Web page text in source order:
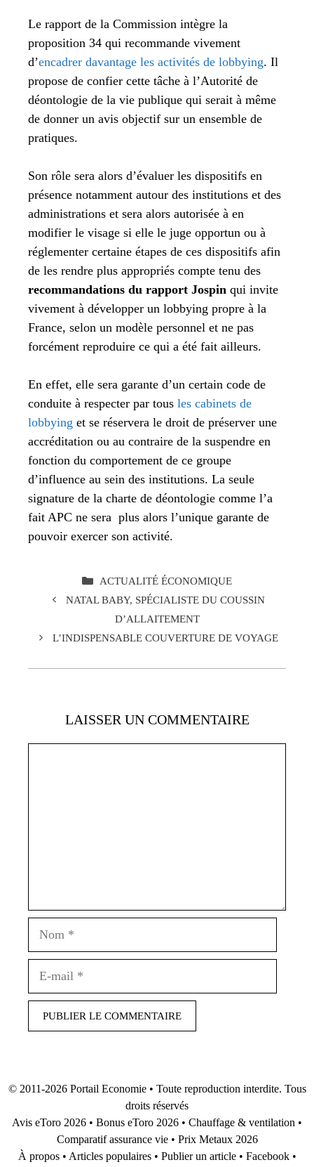
Le rapport de la Commission intègre la
proposition 34 qui recommande vivement
d’encadrer davantage les activités de lobbying. Il
propose de confier cette tâche à l’Autorité de
déontologie de la vie publique qui serait à même
de donner un avis objectif sur un ensemble de
pratiques.
Son rôle sera alors d’évaluer les dispositifs en
présence notamment autour des institutions et des
administrations et sera alors autorisée à en
modifier le visage si elle le juge opportun ou à
réglementer certaine étapes de ces dispositifs afin
de les rendre plus appropriés compte tenu des
recommandations du rapport Jospin qui invite
vivement à développer un lobbying propre à la
France, selon un modèle personnel et ne pas
forcément reproduire ce qui a été fait ailleurs.
En effet, elle sera garante d’un certain code de
conduite à respecter par tous les cabinets de
lobbying et se réservera le droit de préserver une
accréditation ou au contraire de la suspendre en
fonction du comportement de ce groupe
d’influence au sein des institutions. La seule
signature de la charte de déontologie comme l’a
fait APC ne sera plus alors l’unique garante de
pouvoir exercer son activité.
CATÉGORIES
ACTUALITÉ ÉCONOMIQUE
NATAL BABY, SPÉCIALISTE DU COUSSIN
D’ALLAITEMENT
L’INDISPENSABLE COUVERTURE DE VOYAGE
LAISSER UN COMMENTAIRE
© 2011-2026 Portail Economie• Toute reproduction interdite. Tous
droits réservés
Avis eToro 2026 • Bonus eToro 2026 • Chauffage & ventilation •
Comparatif assurance vie• Prix Metaux 2026
À propos• Articles populaires• Publier un article• Facebook•